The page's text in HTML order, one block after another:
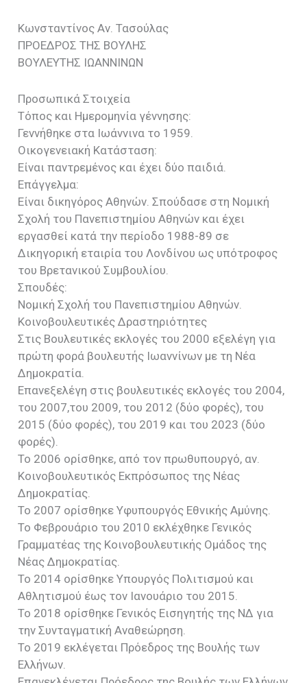
Κωνσταντίνος Αν. Τασούλας
ΠΡΟΕΔΡΟΣ ΤΗΣ ΒΟΥΛΗΣ
ΒΟΥΛΕΥΤΗΣ ΙΩΑΝΝΙΝΩΝ
Προσωπικά Στοιχεία
Τόπος και Ημερομηνία γέννησης:
Γεννήθηκε στα Ιωάννινα το 1959.
Οικογενειακή Κατάσταση:
Είναι παντρεμένος και έχει δύο παιδιά.
Επάγγελμα:
Είναι δικηγόρος Αθηνών. Σπούδασε στη Νομική
Σχολή του Πανεπιστημίου Αθηνών και έχει
εργασθεί κατά την περίοδο 1988-89 σε
Δικηγορική εταιρία του Λονδίνου ως υπότροφος
του Βρετανικού Συμβουλίου.
Σπουδές:
Νομική Σχολή του Πανεπιστημίου Αθηνών.
Κοινοβουλευτικές Δραστηριότητες
Στις Βουλευτικές εκλογές του 2000 εξελέγη για
πρώτη φορά βουλευτής Ιωαννίνων με τη Νέα
Δημοκρατία.
Επανεξελέγη στις βουλευτικές εκλογές του 2004,
του 2007,του 2009, του 2012 (δύο φορές), του
2015 (δύο φορές), του 2019 και του 2023 (δύο
φορές).
Το 2006 ορίσθηκε, από τον πρωθυπουργό, αν.
Κοινοβουλευτικός Εκπρόσωπος της Νέας
Δημοκρατίας.
Το 2007 ορίσθηκε Υφυπουργός Εθνικής Αμύνης.
Το Φεβρουάριο του 2010 εκλέχθηκε Γενικός
Γραμματέας της Κοινοβουλευτικής Ομάδος της
Νέας Δημοκρατίας.
Το 2014 ορίσθηκε Υπουργός Πολιτισμού και
Αθλητισμού έως τον Ιανουάριο του 2015.
To 2018 ορίσθηκε Γενικός Εισηγητής της ΝΔ για
την Συνταγματική Αναθεώρηση.
Το 2019 εκλέγεται Πρόεδρος της Βουλής των
Ελλήνων.